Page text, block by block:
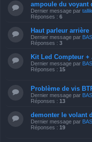
ampoule du voyant
Dernier message par
Réponses : 6
Haut parleur arrière
Dernier message par
Réponses : 3
Kit Led Compteur
Dernier message par
Réponses : 15
Problème de vis
Dernier message par
Réponses : 13
demonter le volant
Dernier message par
Réponses : 19